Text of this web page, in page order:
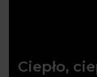
Ciepło,